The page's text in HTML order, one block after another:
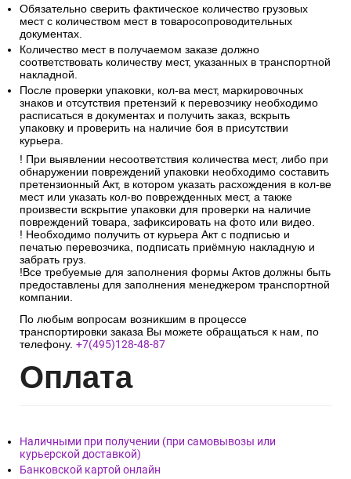
Обязательно сверить фактическое количество грузовых
мест с количеством мест в товаросопроводительных
документах.
Количество мест в получаемом заказе должно
соответствовать количеству мест, указанных в транспортной
накладной.
После проверки упаковки, кол-ва мест, маркировочных
знаков и отсутствия претензий к перевозчику необходимо
расписаться в документах и получить заказ, вскрыть
упаковку и проверить на наличие боя в присутствии
курьера.
! При выявлении несоответствия количества мест, либо при
обнаружении повреждений упаковки необходимо составить
претензионный Акт, в котором указать расхождения в кол-ве
мест или указать кол-во поврежденных мест, а также
произвести вскрытие упаковки для проверки на наличие
повреждений товара, зафиксировать на фото или видео.
! Необходимо получить от курьера Акт с подписью и
печатью перевозчика, подписать приёмную накладную и
забрать груз.
!Все требуемые для заполнения формы Актов должны быть
предоставлены для заполнения менеджером транспортной
компании.
По любым вопросам возникшим в процессе
транспортировки заказа Вы можете обращаться к нам, по
телефону. +7(495)128-48-87
Оплата
Наличными при получении (при самовывозы или
курьерской доставкой)
Банковской картой онлайн